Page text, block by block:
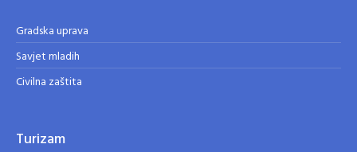
Gradska uprava
Savjet mladih
Civilna zaštita
Turizam